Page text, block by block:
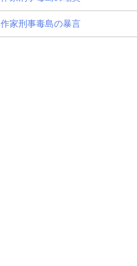
作家刑事毒島の暴言